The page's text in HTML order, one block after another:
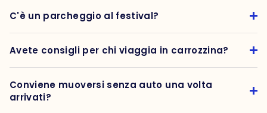
C'è un parcheggio al festival?
Avete consigli per chi viaggia in carrozzina?
Conviene muoversi senza auto una volta
arrivati?